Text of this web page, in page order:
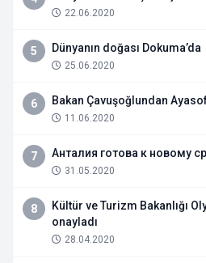
22.06.2020
5 Dünyanın doğası Dokuma’da
25.06.2020
6 Bakan Çavuşoğlundan
11.06.2020
7 Анталия готова к новому
31.05.2020
8
Kültür ve Turizm Bakanlığı
onayladı
28.04.2020